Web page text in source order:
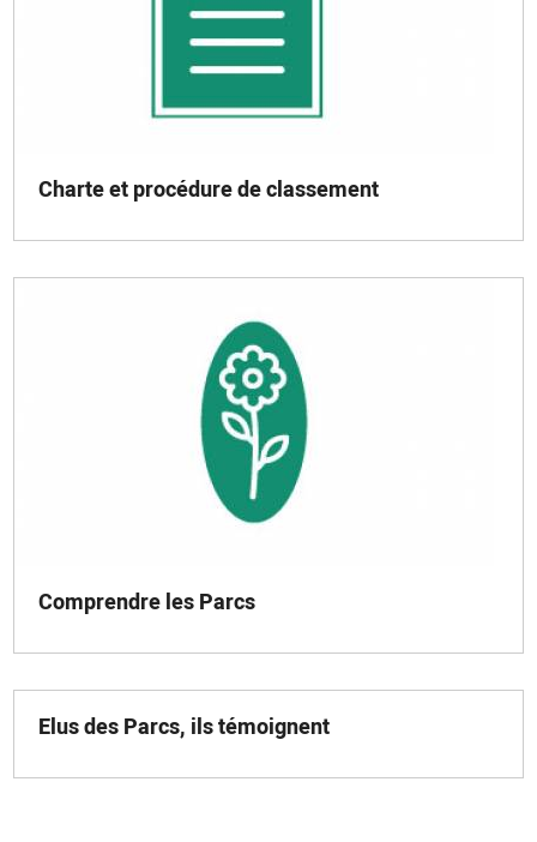
Charte et procédure de classement
Comprendre les Parcs
Elus des Parcs, ils témoignent